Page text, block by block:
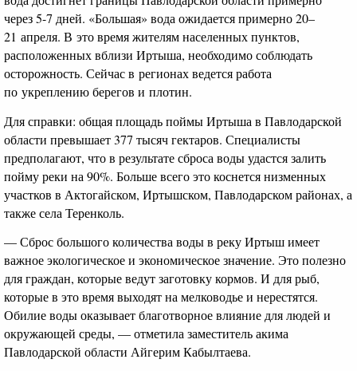
через 5-7 дней. «Большая» вода ожидается примерно 20–
21 апреля. В это время жителям населенных пунктов,
расположенных вблизи Иртыша, необходимо соблюдать
осторожность. Сейчас в регионах ведется работа
по укреплению берегов и плотин.
Для справки: общая площадь поймы Иртыша в Павлодарской
области превышает 377 тысяч гектаров. Специалисты
предполагают, что в результате сброса воды удастся залить
пойму реки на 90%. Больше всего это коснется низменных
участков в Актогайском, Иртышском, Павлодарском районах, а
также села Теренколь.
— Сброс большого количества воды в реку Иртыш имеет
важное экологическое и экономическое значение. Это полезно
для граждан, которые ведут заготовку кормов. И для рыб,
которые в это время выходят на мелководье и нерестятся.
Обилие воды оказывает благотворное влияние для людей и
окружающей среды, — отметила заместитель акима
Павлодарской области Айгерим Кабылтаева.